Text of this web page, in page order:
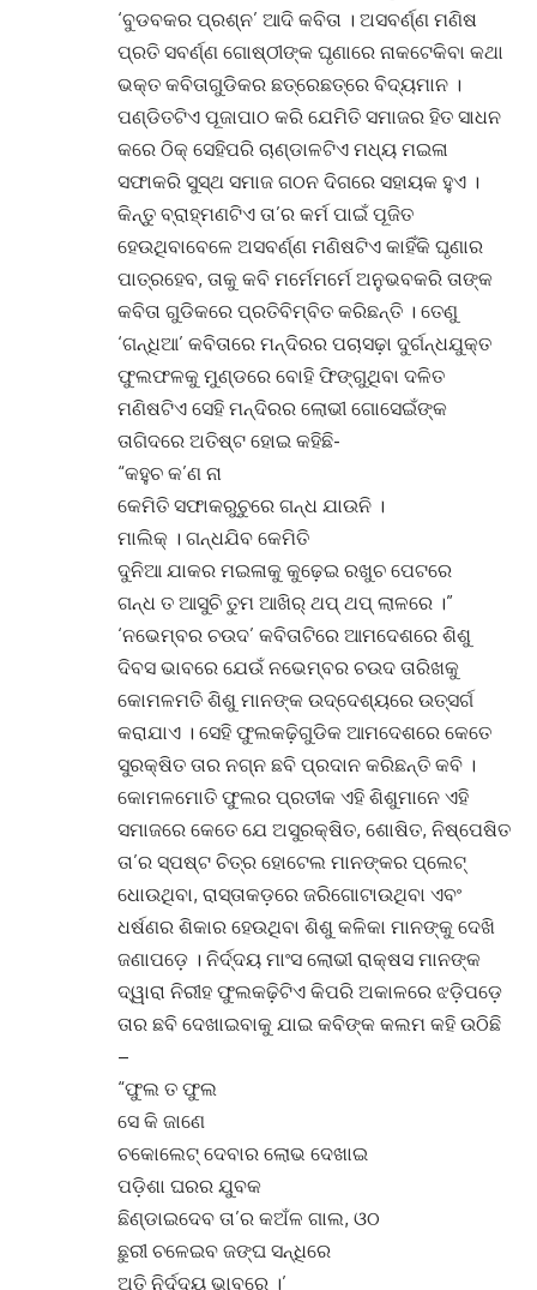
‘ବୁଡବକର ପ୍ରଶ୍ନ’ ଆଦି କବିତା । ଅସବର୍ଣ୍ଣ ମଣିଷ
ପ୍ରତି ସବର୍ଣ୍ଣ ଗୋଷ୍ଠୀଙ୍କ ଘୃଣାରେ ନାକଟେକିବା କଥା
ଭକ୍ତ କବିତାଗୁଡିକର ଛତ୍ରେଛତ୍ରେ ବିଦ୍ୟମାନ ।
ପଣ୍ଡିତଟିଏ ପୂଜାପାଠ କରି ଯେମିତି ସମାଜର ହିତ ସାଧନ
କରେ ଠିକ୍ ସେହିପରି ଚାଣ୍ଡାଳଟିଏ ମଧ୍ୟ ମଇଳା
ସଫାକରି ସୁସ୍ଥ ସମାଜ ଗଠନ ଦିଗରେ ସହାୟକ ହୁଏ ।
କିନ୍ତୁ ବ୍ରାହ୍ମଣଟିଏ ତା’ର କର୍ମ ପାଇଁ ପୂଜିତ
ହେଉଥିବାବେଳେ ଅସବର୍ଣ୍ଣ ମଣିଷଟିଏ କାହିଁକି ଘୃଣାର
ପାତ୍ରହେବ, ତାକୁ କବି ମର୍ମେମର୍ମେ ଅନୁଭବକରି ତାଙ୍କ
କବିତା ଗୁଡିକରେ ପ୍ରତିବିମ୍ବିତ କରିଛନ୍ତି । ତେଣୁ
‘ଗନ୍ଧିଆ’ କବିତାରେ ମନ୍ଦିରର ପଚାସଢ଼ା ଦୁର୍ଗନ୍ଧଯୁକ୍ତ
ଫୁଲଫଳକୁ ମୁଣ୍ଡରେ ବୋହି ଫିଙ୍ଗୁଥିବା ଦଳିତ
ମଣିଷଟିଏ ସେହି ମନ୍ଦିରର ଲୋଭୀ ଗୋସେଇଁଙ୍କ
ତାଗିଦରେ ଅତିଷ୍ଟ ହୋଇ କହିଛି-
“କହୁଚ କ’ଣ ନା
କେମିତି ସଫାକରୁଚୁରେ ଗନ୍ଧ ଯାଉନି ।
ମାଲିକ୍ । ଗନ୍ଧଯିବ କେମିତି
ଦୁନିଆ ଯାକର ମଇଳାକୁ କୁଢ଼େଇ ରଖୁଚ ପେଟରେ
ଗନ୍ଧ ତ ଆସୁଚି ତୁମ ଆଖିର୍ ଥପ୍ ଥପ୍ ଲାଳରେ ।”
‘ନଭେମ୍ବର ଚଉଦ’ କବିତାଟିରେ ଆମଦେଶରେ ଶିଶୁ
ଦିବସ ଭାବରେ ଯେଉଁ ନଭେମ୍ବର ଚଉଦ ତାରିଖକୁ
କୋମଳମତି ଶିଶୁ ମାନଙ୍କ ଉଦ୍ଦେଶ୍ୟରେ ଉତ୍ସର୍ଗ
କରାଯାଏ । ସେହି ଫୁଲକଢ଼ିଗୁଡିକ ଆମଦେଶରେ କେତେ
ସୁରକ୍ଷିତ ତାର ନଗ୍ନ ଛବି ପ୍ରଦାନ କରିଛନ୍ତି କବି ।
କୋମଳମୋତି ଫୁଲର ପ୍ରତୀକ ଏହି ଶିଶୁମାନେ ଏହି
ସମାଜରେ କେତେ ଯେ ଅସୁରକ୍ଷିତ, ଶୋଷିତ, ନିଷ୍ପେଷିତ
ତା’ର ସ୍ପଷ୍ଟ ଚିତ୍ର ହୋଟେଲ ମାନଙ୍କର ପ୍ଲେଟ୍
ଧୋଉଥିବା, ରାସ୍ତାକଡ଼ରେ ଜରିଗୋଟାଉଥିବା ଏବଂ
ଧର୍ଷଣର ଶିକାର ହେଉଥିବା ଶିଶୁ କଳିକା ମାନଙ୍କୁ ଦେଖି
ଜଣାପଡ଼େ । ନିର୍ଦ୍ଦୟ ମାଂସ ଲୋଭୀ ରାକ୍ଷସ ମାନଙ୍କ
ଦ୍ୱାରା ନିରୀହ ଫୁଲକଢ଼ିଟିଏ କିପରି ଅକାଳରେ ଝଡ଼ିପଡ଼େ
ତାର ଛବି ଦେଖାଇବାକୁ ଯାଇ କବିଙ୍କ କଲମ କହି ଉଠିଛି
–
“ଫୁଲ ତ ଫୁଲ
ସେ କି ଜାଣେ
ଚକୋଲେଟ୍ ଦେବାର ଲୋଭ ଦେଖାଇ
ପଡ଼ିଶା ଘରର ଯୁବକ
ଛିଣ୍ଡାଇଦେବ ତା’ର କଅଁଳ ଗାଲ, ଓଠ
ଛୁରୀ ଚଳେଇବ ଜଙ୍ଘ ସନ୍ଧିରେ
ଅତି ନିର୍ଦ୍ଦୟ ଭାବରେ ।’